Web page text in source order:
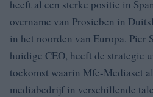
heeft al een sterke positie in
overname van Prosieben in
in het noorden van Europa. Pier
huidige CEO, heeft de strategie
toekomst waarin Mfe-Mediaset
mediabedrijf in verschillende